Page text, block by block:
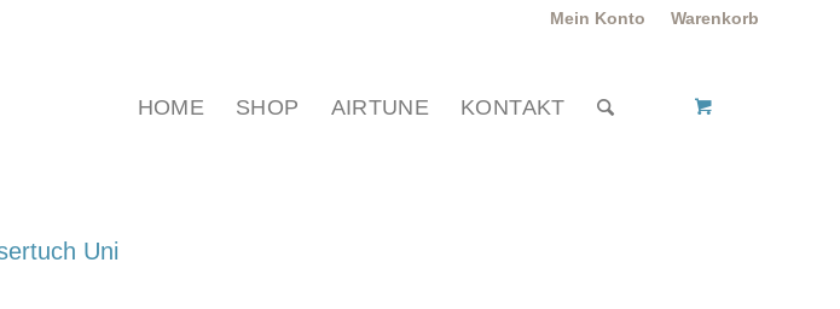
Mein Konto Warenkorb
HOME SHOP AIRTUNE KONTAKT
Uni